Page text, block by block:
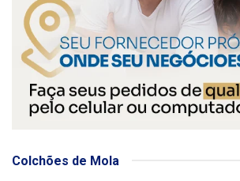
Colchões de Mola